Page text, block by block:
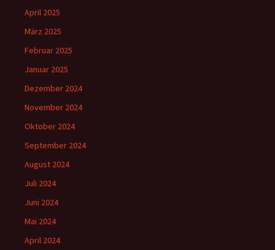
April 2025
März 2025
Februar 2025
Januar 2025
Dezember 2024
November 2024
Oktober 2024
September 2024
August 2024
Juli 2024
Juni 2024
Mai 2024
April 2024